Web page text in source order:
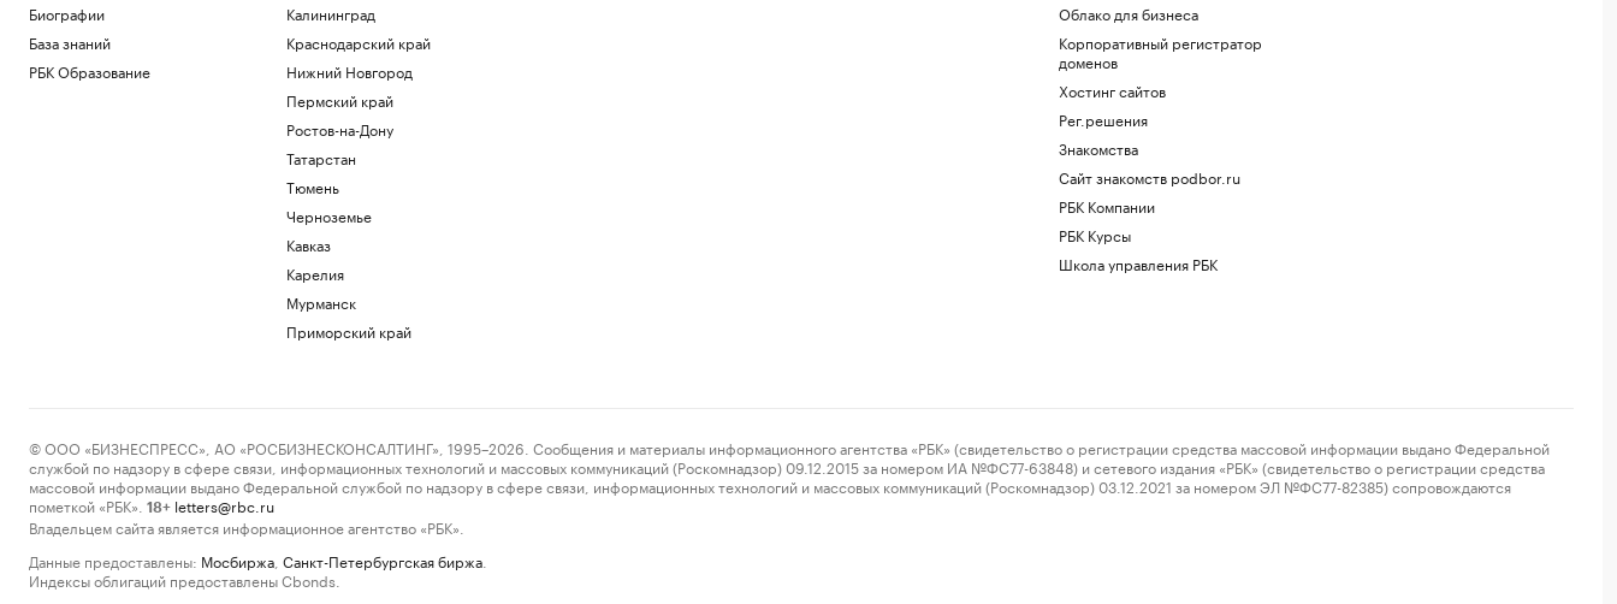
Биографии
База знаний
РБК Образование
Калининград
Краснодарский край
Нижний Новгород
Пермский край
Ростов-на-Дону
Татарстан
Тюмень
Черноземье
Кавказ
Карелия
Мурманск
Приморский край
Облако для бизнеса
Корпоративный регистратор
доменов
Хостинг сайтов
Рег.решения
Знакомства
Сайт знакомств podbor.ru
РБК Компании
РБК Курсы
Школа управления РБК
© ООО «БИЗНЕСПРЕСС», АО «РОСБИЗНЕСКОНСАЛТИНГ», 1995–2026. Сообщения и материалы информационного агентства «РБК» (свидетельство о регистрации средства массовой информации выдано Федеральной
службой по надзору в сфере связи, информационных технологий и массовых коммуникаций (Роскомнадзор) 09.12.2015 за номером ИА №ФС77-63848) и сетевого издания «РБК» (свидетельство о регистрации средства
массовой информации выдано Федеральной службой по надзору в сфере связи, информационных технологий и массовых коммуникаций (Роскомнадзор) 03.12.2021 за номером ЭЛ №ФС77-82385) сопровождаются
пометкой «РБК».
18+ letters@rbc.ru
Владельцем сайта является информационное агентство «РБК».
Данные предоставлены: Мосбиржа Санкт-Петербургская биржа
Индексы облигаций предоставлены Cbonds.